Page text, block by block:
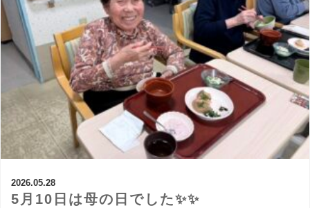
2026.05.28
5月10日は母の日でした✨✨